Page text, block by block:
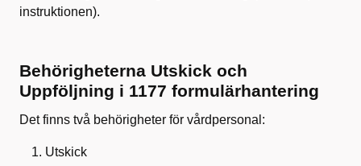
instruktionen).
Behörigheterna Utskick och
Uppföljning i 1177 formulärhantering
Det finns två behörigheter för vårdpersonal:
Utskick